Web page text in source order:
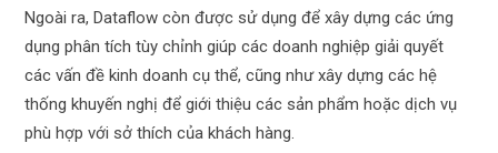
Ngoài ra, Dataflow còn được sử dụng để xây dựng các ứng
dụng phân tích tùy chỉnh giúp các doanh nghiệp giải quyết
các vấn đề kinh doanh cụ thể, cũng như xây dựng các hệ
thống khuyến nghị để giới thiệu các sản phẩm hoặc dịch vụ
phù hợp với sở thích của khách hàng.